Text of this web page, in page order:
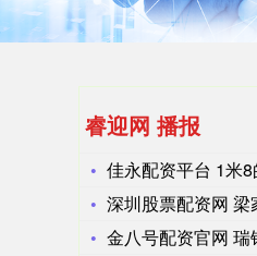
睿迎网 播报
佳永配资平台 1米8的爸爸自信
深圳股票配资网 梁家辉回应
金八号配资官网 瑞银：升百威
沪深300 4658.15